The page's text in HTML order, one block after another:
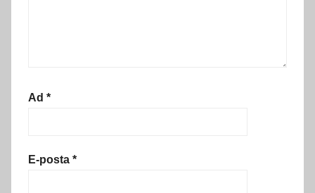
Ad *
E-posta *